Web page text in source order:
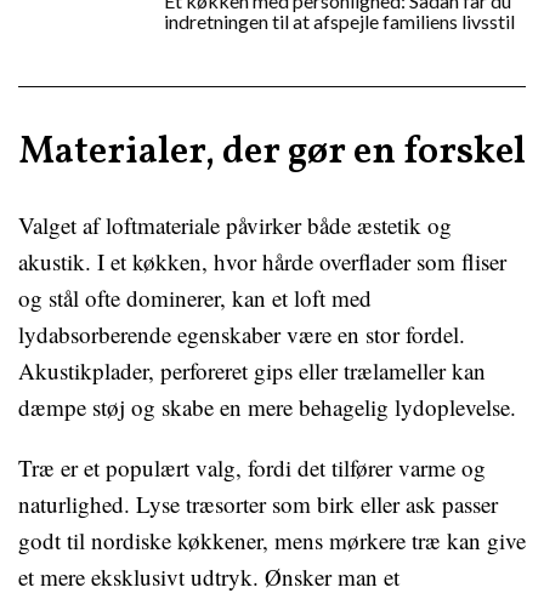
indretningen til at afspejle familiens livsstil
Materialer, der gør en forskel
Valget af loftmateriale påvirker både æstetik og
akustik. I et køkken, hvor hårde overflader som fliser
og stål ofte dominerer, kan et loft med
lydabsorberende egenskaber være en stor fordel.
Akustikplader, perforeret gips eller trælameller kan
dæmpe støj og skabe en mere behagelig lydoplevelse.
Træ er et populært valg, fordi det tilfører varme og
naturlighed. Lyse træsorter som birk eller ask passer
godt til nordiske køkkener, mens mørkere træ kan give
et mere eksklusivt udtryk. Ønsker man et